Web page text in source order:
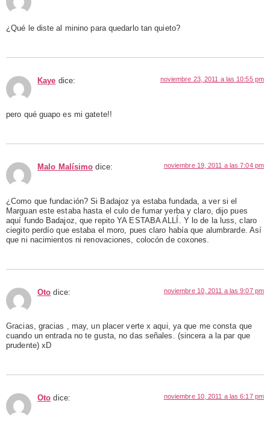
¿Qué le diste al minino para quedarlo tan quieto?
Kaye dice: noviembre 23, 2011 a las 10:55 pm
pero qué guapo es mi gatete!!
Malo Malísimo dice: noviembre 19, 2011 a las 7:04 pm
¿Como que fundación? Si Badajoz ya estaba fundada, a ver si el
Marguan este estaba hasta el culo de fumar yerba y claro, dijo pues
aquí fundo Badajoz, que repito YA ESTABA ALLÍ. Y lo de la luss, claro
ciegito perdío que estaba el moro, pues claro había que alumbrarde. Así
que ni nacimientos ni renovaciones, colocón de coxones.
Oto dice: noviembre 10, 2011 a las 9:07 pm
Gracias, gracias , may, un placer verte x aqui, ya que me consta que
cuando un entrada no te gusta, no das señales. (sincera a la par que
prudente) xD
Oto dice: noviembre 10, 2011 a las 6:17 pm